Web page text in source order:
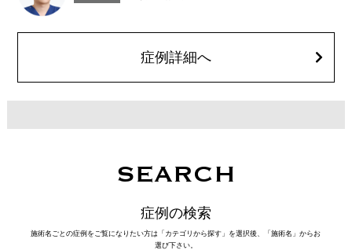
とがございます。また、稀にアレルギー、細菌感染症、頭痛などが生じる
ほどお控えください。ボトックス注入後は男性は3か月、女性は2か月避妊
費用：レスチレン 68,900円(税込)
オプション：表面麻酔 3,300円(税込) 笑気麻酔 3,300円(税込)
症例詳細へ
SEARCH
症例の検索
施術名ごとの症例をご覧になりたい方は「カテゴリから探す」を選択後、「施術名」からお
選び下さい。